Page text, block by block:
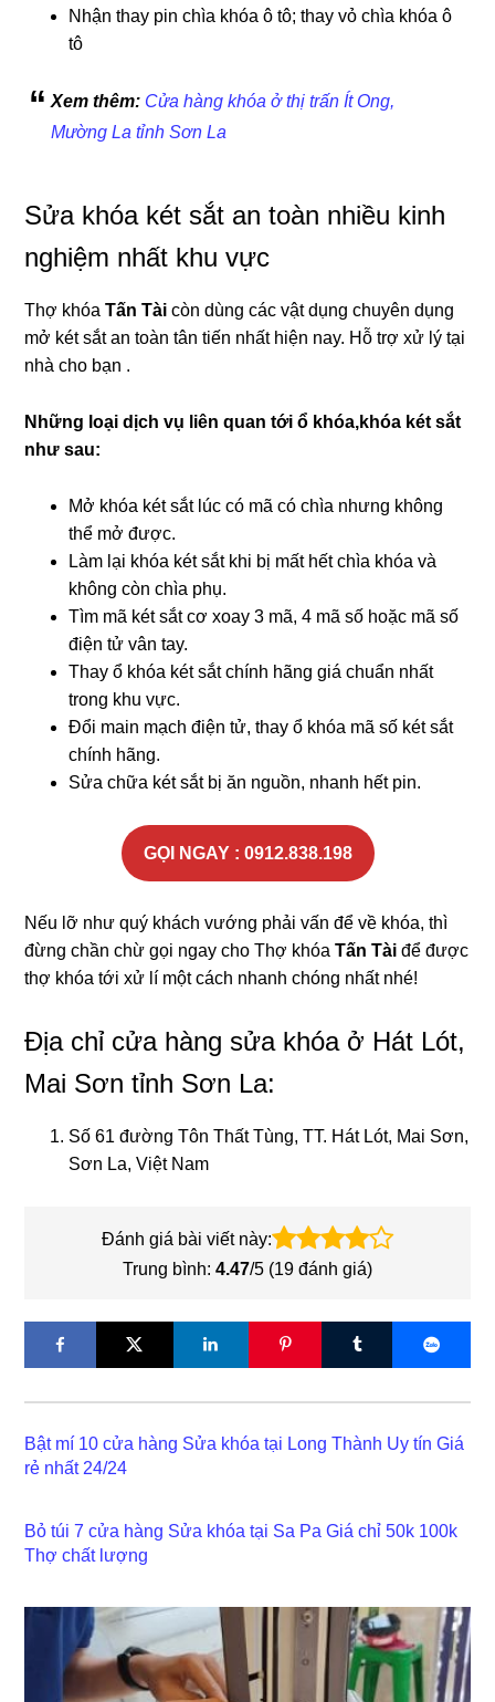
Nhận thay pin chìa khóa ô tô; thay vỏ chìa khóa ô
tô
Xem thêm: Cửa hàng khóa ở thị trấn Ít Ong,
Mường La tỉnh Sơn La
Sửa khóa két sắt an toàn nhiều kinh
nghiệm nhất khu vực
Thợ khóaTấn Tài còn dùng các vật dụng chuyên dụng
mở két sắt an toàn tân tiến nhất hiện nay. Hỗ trợ xử lý tại
nhà cho bạn .
Những loại dịch vụ liên quan tới ổ khóa,khóa két sắt
như sau:
Mở khóa két sắt lúc có mã có chìa nhưng không
thể mở được.
Làm lại khóa két sắt khi bị mất hết chìa khóa và
không còn chìa phụ.
Tìm mã két sắt cơ xoay 3 mã, 4 mã số hoặc mã số
điện tử vân tay.
Thay ổ khóa két sắt chính hãng giá chuẩn nhất
trong khu vực.
Đổi main mạch điện tử, thay ổ khóa mã số két sắt
chính hãng.
Sửa chữa két sắt bị ăn nguồn, nhanh hết pin.
GỌI NGAY : 0912.838.198
Nếu lỡ như quý khách vướng phải vấn để về khóa, thì
đừng chần chừ gọi ngay cho Thợ khóaTấn Tàiđể được
thợ khóa tới xử lí một cách nhanh chóng nhất nhé!
Địa chỉ cửa hàng sửa khóa ở Hát Lót,
Mai Sơn tỉnh Sơn La:
Số 61 đường Tôn Thất Tùng, TT. Hát Lót, Mai Sơn,
Sơn La, Việt Nam
Đánh giá bài viết này:
Trung bình: 4.47/5 (19 đánh giá)
Bật mí 10 cửa hàng Sửa khóa tại Long Thành Uy tín Giá
rẻ nhất 24/24
Bỏ túi 7 cửa hàng Sửa khóa tại Sa Pa Giá chỉ 50k 100k
Thợ chất lượng